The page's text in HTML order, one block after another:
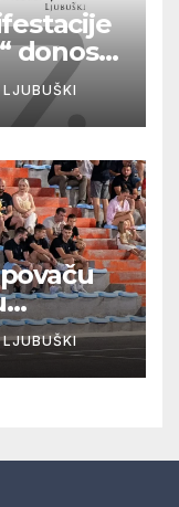
donosi
i
ispao,